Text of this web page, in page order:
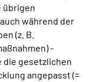
übrigen
während der
(z. B.
-
die gesetzlichen
angepasst (=